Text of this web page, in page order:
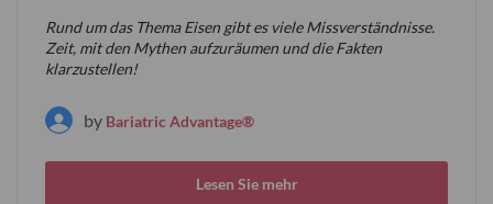
Rund um das Thema Eisen gibt es viele Missverständnisse.
Zeit, mit den Mythen aufzuräumen und die Fakten
klarzustellen!
by Bariatric Advantage®
Lesen Sie mehr